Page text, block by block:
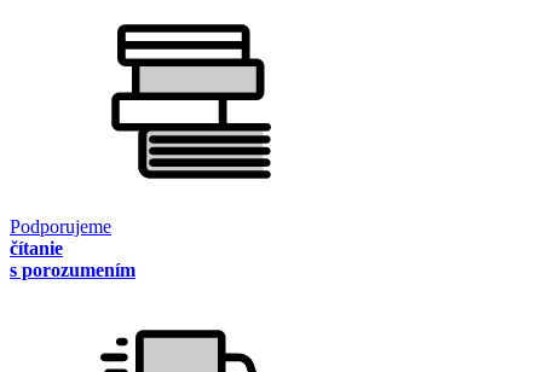
Podporujeme
čítanie
s porozumením